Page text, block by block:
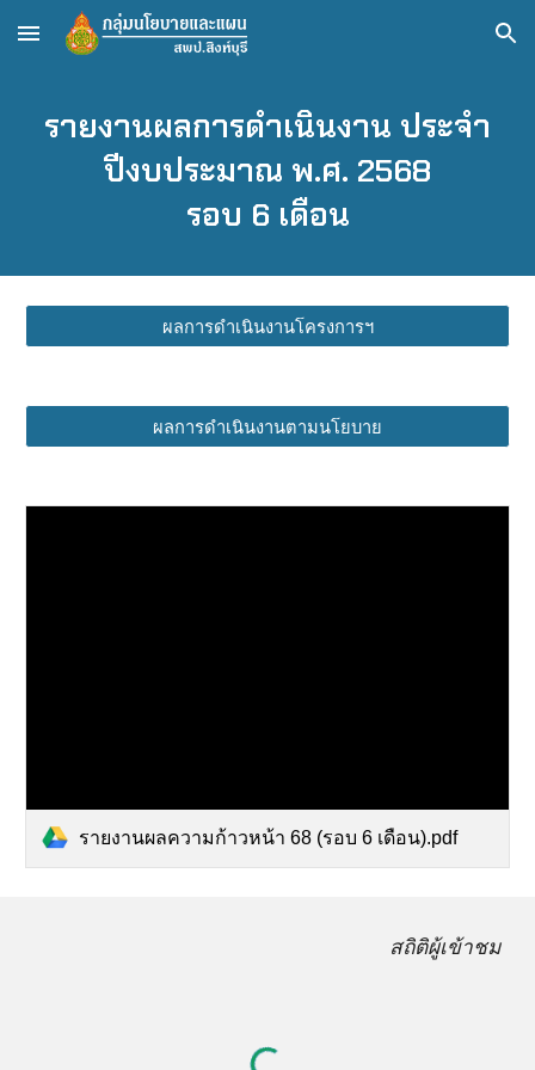
Skip to main content Skip to navigation
รายงานผลการดำเนินงาน ประจำ
ปีงบประมาณ พ.ศ. 2568
รอบ 6 เดือน
ผลการดำเนินงานโครงการฯ
ผลการดำเนินงานตามนโยบาย
รายงานผลความก้าวหน้า 68 (รอบ 6 เดือน).pdf
สถิติผู้เข้าชม